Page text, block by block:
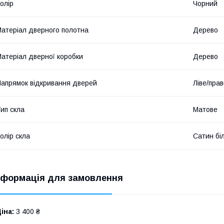
Чорний
дверного полотна Дерево
дверної коробки Дерево
відкривання дверей Ліве/
скла Матове
скла Сатин
для замовлення
3 400 ₴